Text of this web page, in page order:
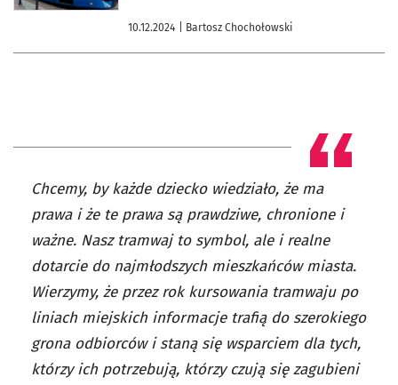
10.12.2024 | Bartosz Chochołowski
Chcemy, by każde dziecko wiedziało, że ma
prawa i że te prawa są prawdziwe, chronione i
ważne. Nasz tramwaj to symbol, ale i realne
dotarcie do najmłodszych mieszkańców miasta.
Wierzymy, że przez rok kursowania tramwaju po
liniach miejskich informacje trafią do szerokiego
grona odbiorców i staną się wsparciem dla tych,
którzy ich potrzebują, którzy czują się zagubieni